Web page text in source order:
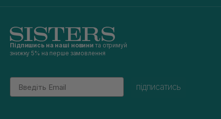
Підпишись на наші новини та отримуй
знижку 5% на перше замовлення
Email
підписатись